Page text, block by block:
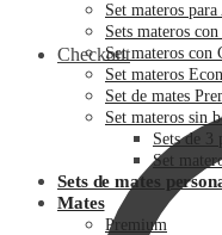
Checkout
Set materos para
Sets materos
Set materos con
Set materos
Set de mates
Set materos sin
Sets de 3
Set
Sets de mates
Mates
Premium